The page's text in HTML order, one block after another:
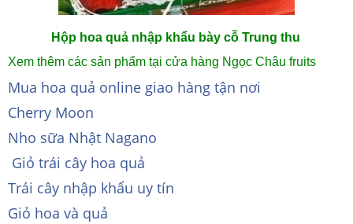
Hộp hoa quả nhập khẩu bày cỗ Trung thu
Xem thêm các sản phẩm tại cửa hàng Ngọc Châu fruits
Mua hoa quả online giao hàng tận nơi
Cherry Moon
Nho sữa Nhật Nagano
Giỏ trái cây hoa quả
Trái cây nhập khẩu uy tín
Giỏ hoa và quả